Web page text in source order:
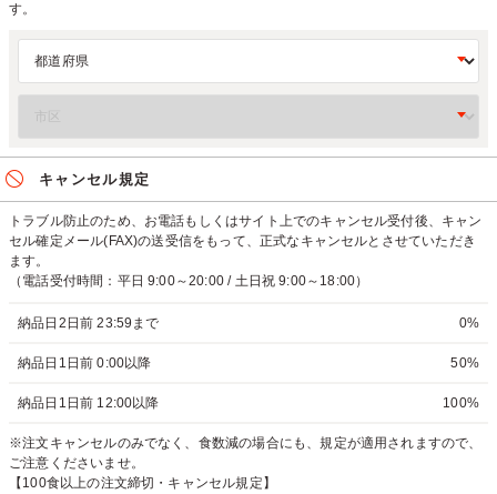
す。
キャンセル規定
トラブル防止のため、お電話もしくはサイト上でのキャンセル受付後、キャン
セル確定メール(FAX)の送受信をもって、正式なキャンセルとさせていただき
ます。
（電話受付時間：平日 9:00～20:00 / 土日祝 9:00～18:00）
納品日2日前 23:59まで 0%
納品日1日前 0:00以降 50%
納品日1日前 12:00以降 100%
※注文キャンセルのみでなく、食数減の場合にも、規定が適用されますので、
ご注意くださいませ。
【100食以上の注文締切・キャンセル規定】